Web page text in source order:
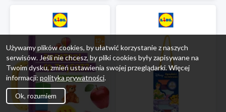
Używamy plików cookies, by ułatwić korzystanie z naszych
serwisów. Jeśli nie chcesz, by pliki cookies były zapisywane na
Twoim dysku, zmień ustawienia swojej przeglądarki. Więcej
informacji: polityka prywatności.
Ok, rozumiem